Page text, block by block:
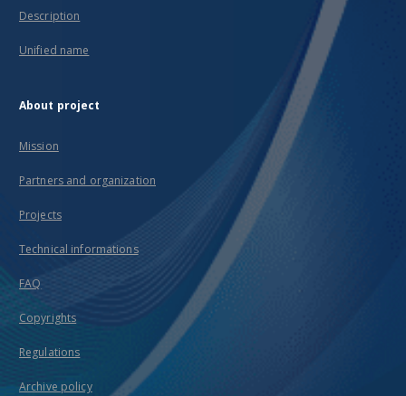
Description
Unified name
About project
Mission
Partners and organization
Projects
Technical informations
FAQ
Copyrights
Regulations
Archive policy